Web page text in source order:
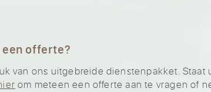
offerte?
van ons uitgebreide dienstenpakket. Staat
om meteen een offerte aan te vragen of